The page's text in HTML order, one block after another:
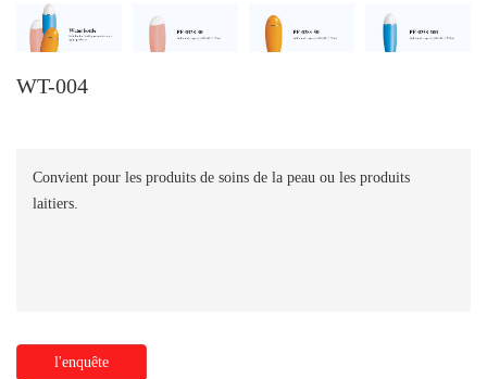
WT-004
Convient pour les produits de soins de la peau ou les produits
laitiers.
l'enquête